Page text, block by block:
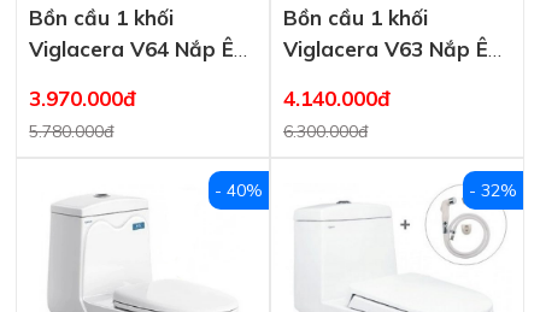
Bồn cầu 1 khối
Viglacera V64 Nắp Êm
3.970.000đ
5.780.000đ
Bồn cầu 1 khối
Viglacera V63 Nắp Êm
VG826
4.140.000đ
6.300.000đ
- 40% - 32%